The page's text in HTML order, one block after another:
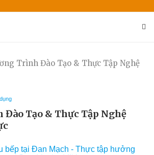
Trình Đào Tạo & Thực Tập Nghệ
Tạo & Thực Tập Nghệ